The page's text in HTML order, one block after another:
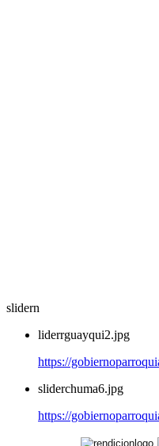
slidern
liderrguayqui2.jpg
https://
sliderchuma6.jpg
https://